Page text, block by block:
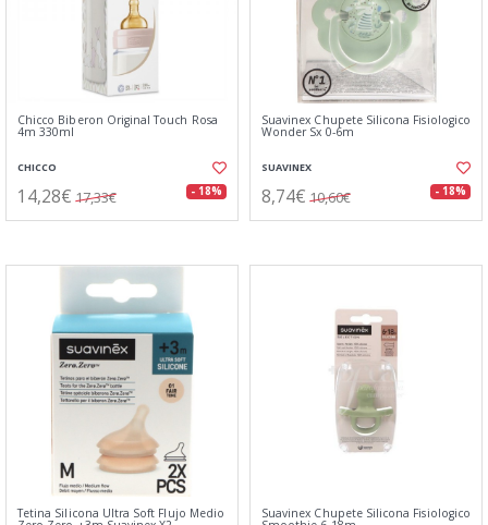
Chicco Biberon Original Touch Rosa
4m 330ml
CHICCO
14,28€ 17,33€ - 18%
Suavinex Chupete Silicona Fisiologico
Wonder Sx 0-6m
SUAVINEX
8,74€ 10,60€ - 18%
Tetina Silicona Ultra Soft Flujo Medio Suavinex Chupete Silicona Fisiologico